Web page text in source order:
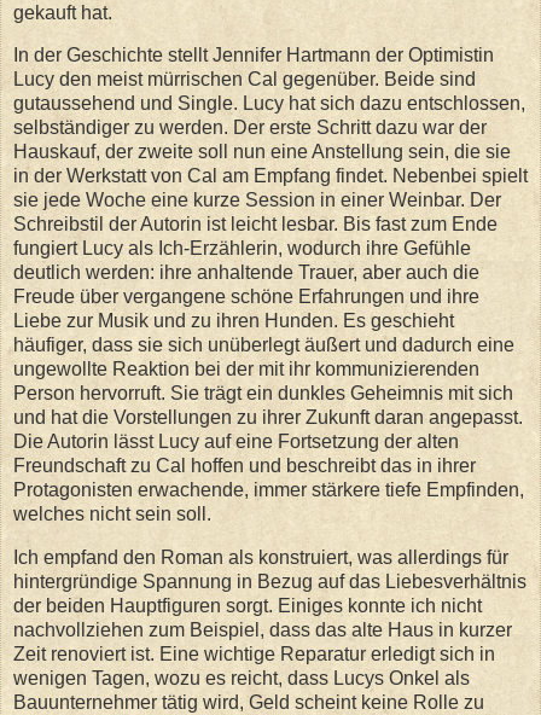
gekauft hat.
In der Geschichte stellt Jennifer Hartmann der Optimistin
Lucy den meist mürrischen Cal gegenüber. Beide sind
gutaussehend und Single. Lucy hat sich dazu entschlossen,
selbständiger zu werden. Der erste Schritt dazu war der
Hauskauf, der zweite soll nun eine Anstellung sein, die sie
in der Werkstatt von Cal am Empfang findet. Nebenbei spielt
sie jede Woche eine kurze Session in einer Weinbar. Der
Schreibstil der Autorin ist leicht lesbar. Bis fast zum Ende
fungiert Lucy als Ich-Erzählerin, wodurch ihre Gefühle
deutlich werden: ihre anhaltende Trauer, aber auch die
Freude über vergangene schöne Erfahrungen und ihre
Liebe zur Musik und zu ihren Hunden. Es geschieht
häufiger, dass sie sich unüberlegt äußert und dadurch eine
ungewollte Reaktion bei der mit ihr kommunizierenden
Person hervorruft. Sie trägt ein dunkles Geheimnis mit sich
und hat die Vorstellungen zu ihrer Zukunft daran angepasst.
Die Autorin lässt Lucy auf eine Fortsetzung der alten
Freundschaft zu Cal hoffen und beschreibt das in ihrer
Protagonisten erwachende, immer stärkere tiefe Empfinden,
welches nicht sein soll.
Ich empfand den Roman als konstruiert, was allerdings für
hintergründige Spannung in Bezug auf das Liebesverhältnis
der beiden Hauptfiguren sorgt. Einiges konnte ich nicht
nachvollziehen zum Beispiel, dass das alte Haus in kurzer
Zeit renoviert ist. Eine wichtige Reparatur erledigt sich in
wenigen Tagen, wozu es reicht, dass Lucys Onkel als
Bauunternehmer tätig wird, Geld scheint keine Rolle zu